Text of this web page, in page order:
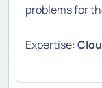
problems for
Expertise: